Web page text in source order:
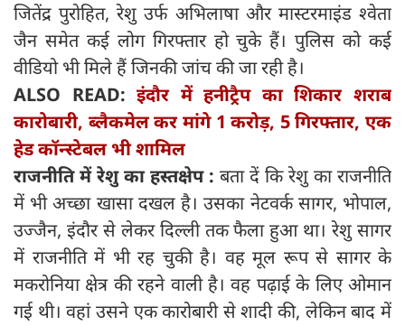
जितेंद्र पुरोहित, रेशु उर्फ अभिलाषा और मास्टरमाइंड श्वेता
जैन समेत कई लोग गिरफ्तार हो चुके हैं। पुलिस को कई
वीडियो भी मिले हैं जिनकी जांच की जा रही है।
ALSO READ:इंदौर में हनीट्रैप का शिकार शराब
कारोबारी, ब्‍लैकमेल कर मांगे 1 करोड़, 5 गिरफ्तार, एक
हेड कॉन्स्टेबल भी शामिल
राजनीति में रेशु का हस्‍तक्षेप : बता दें कि रेशु का राजनीति
में भी अच्‍छा खासा दखल है। उसका नेटवर्क सागर, भोपाल,
उज्जैन, इंदौर से लेकर दिल्ली तक फैला हुआ था। रेशु सागर
में राजनीति में भी रह चुकी है। वह मूल रूप से सागर के
मकरोनिया क्षेत्र की रहने वाली है। वह पढ़ाई के लिए ओमान
गई थी। वहां उसने एक कारोबारी से शादी की, लेकिन बाद में